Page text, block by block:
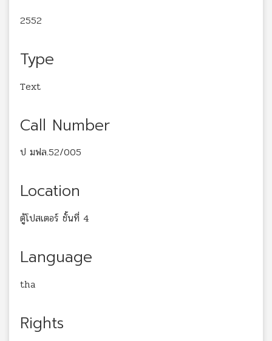
2552
Type
Text
Call Number
ป มฟล.52/005
Location
ตู้โปสเตอร์ ชั้นที่ 4
Language
tha
Rights